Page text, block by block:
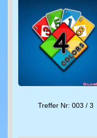
Treffer Nr: 003 / 3